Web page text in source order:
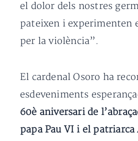
el dolor dels nostres
pateixen i experimenten
per la violència”.
El cardenal Osoro ha
esdeveniments
60è aniversari de
papa Pau VI i el patriarca